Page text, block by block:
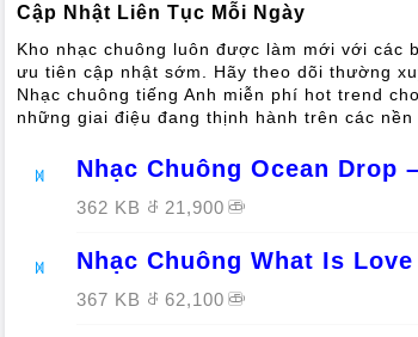
Cập Nhật Liên Tục Mỗi Ngày
Kho nhạc chuông luôn được làm mới với
ưu tiên cập nhật sớm. Hãy theo dõi thường
Nhạc chuông tiếng Anh miễn phí hot trend
những giai điệu đang thịnh hành trên các nền
Nhạc Chuông Ocean Drop
362 KB 21,900
Nhạc Chuông What Is
367 KB 62,100